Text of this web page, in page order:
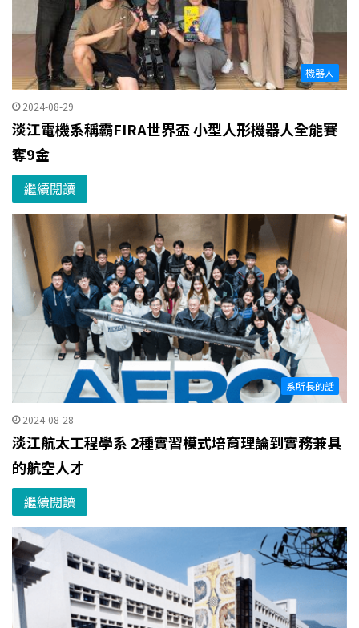
機器人
2024-08-29
淡江電機系稱霸FIRA世界盃 小型人形機器人全能賽
奪9金
繼續閱讀
系所長的話
2024-08-28
淡江航太工程學系 2種實習模式培育理論到實務兼具
的航空人才
繼續閱讀